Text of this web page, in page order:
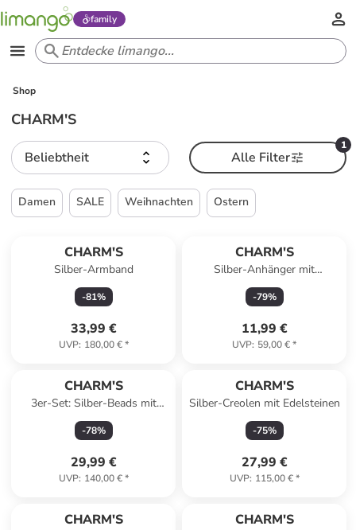
family
Shop
CHARM'S
Beliebtheit
1
Alle Filter
Damen SALE Weihnachten Ostern
CHARM'S
Silber-Armband
-81%
33,99 €
UVP: 180,00 €*
CHARM'S
Silber-Anhänger mit
Edelsteinen
-79%
11,99 €
UVP: 59,00 €*
CHARM'S
3er-Set: Silber-Beads mit
Muranoglas
-78%
29,99 €
UVP: 140,00 €*
CHARM'S
Silber-Creolen mit Edelsteinen
-75%
27,99 €
UVP: 115,00 €*
CHARM'S CHARM'S